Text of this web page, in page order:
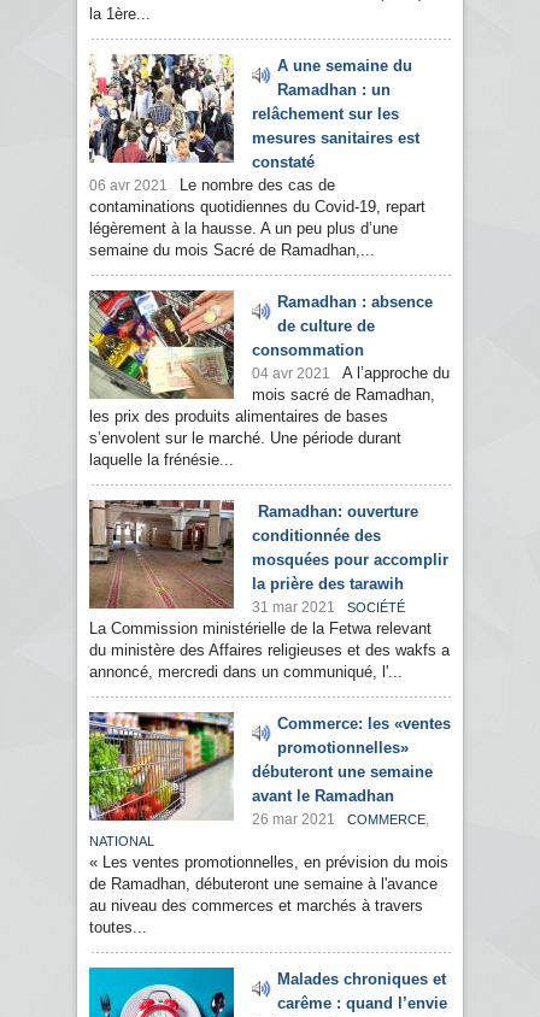
la 1ère...
A une semaine du
Ramadhan : un
relâchement sur les
mesures sanitaires est
constaté
06 avr 2021
Le nombre des cas de
contaminations quotidiennes du Covid-19, repart
légèrement à la hausse. A un peu plus d’une
semaine du mois Sacré de Ramadhan,...
Ramadhan : absence
de culture de
consommation
04 avr 2021
A l’approche du
mois sacré de Ramadhan,
les prix des produits alimentaires de bases
s’envolent sur le marché. Une période durant
laquelle la frénésie...
Ramadhan: ouverture
conditionnée des
mosquées pour accomplir
la prière des tarawih
31 mar 2021 SOCIÉTÉ
La Commission ministérielle de la Fetwa relevant
du ministère des Affaires religieuses et des wakfs a
annoncé, mercredi dans un communiqué, l'...
Commerce: les «ventes
promotionnelles»
débuteront une semaine
avant le Ramadhan
26 mar 2021 COMMERCE,
NATIONAL
« Les ventes promotionnelles, en prévision du mois
de Ramadhan, débuteront une semaine à l'avance
au niveau des commerces et marchés à travers
toutes...
Malades chroniques et
carême : quand l’envie